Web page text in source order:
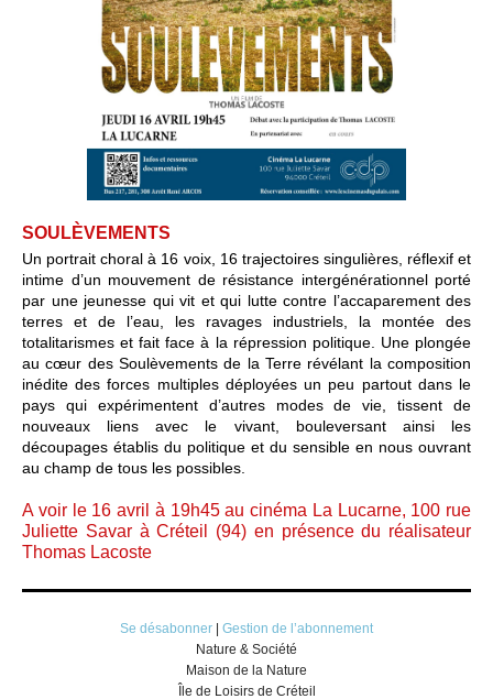
SOULÈVEMENTS
Un portrait choral à 16 voix, 16 trajectoires singulières, réflexif et
intime d’un mouvement de résistance intergénérationnel porté
par une jeunesse qui vit et qui lutte contre l’accaparement des
terres et de l’eau, les ravages industriels, la montée des
totalitarismes et fait face à la répression politique. Une plongée
au cœur des Soulèvements de la Terre révélant la composition
inédite des forces multiples déployées un peu partout dans le
pays qui expérimentent d’autres modes de vie, tissent de
nouveaux liens avec le vivant, bouleversant ainsi les
découpages établis du politique et du sensible en nous ouvrant
au champ de tous les possibles.
A voir le 16 avril à 19h45 au cinéma La Lucarne, 100 rue
Juliette Savar à Créteil (94) en présence du réalisateur
Thomas Lacoste
Se désabonner
Gestion de l’abonnement
Nature & Société
Maison de la Nature
Île de Loisirs de Créteil